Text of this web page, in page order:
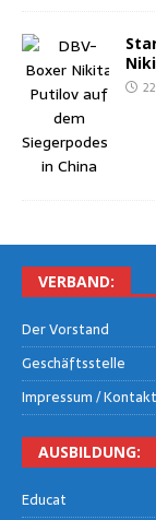
VER­BAND:
Der Vor­stand
Geschäfts­stel­le
Impres­sum / Kontakt
AUS­BIL­DUNG:
Edu­cat